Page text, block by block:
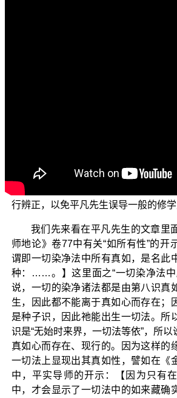
的“平凡世界”
（后面我们就简称为平凡先生）
的知见对于 平实导师所弘传的正法进
行辨正，以免平凡先生误导一般的修学
我们先来看在平凡先生的文章里
师地论》卷77中有关“如所有性”的开
谓即一切染净法中所有真如，是名此
种：……。】这里面之“一切染净法中
说，一切的染净诸法都是由第八识真
生，因此都不能离于真如心而存在；
是种子识，因此祂能出生一切法。所
识是“无始时来界，一切法等依”，所
真如心而存在、现行的。因为这样的
一切法上显现出其真如性，譬如在《
中，平实导师的开示：【因为只有
中，才会显示了一切法中的如来藏确